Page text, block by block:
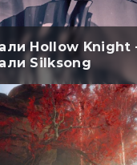
Hollow
Silksong